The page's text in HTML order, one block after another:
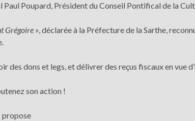
Paul Poupard, Président du Conseil Pontifical de la
Grégoire », déclarée à la Préfecture de la Sarthe,
des dons et legs, et délivrer des reçus fiscaux en vue
son action !
propose